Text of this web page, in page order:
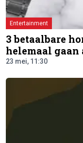
Entertainment
3 betaalbare
helemaal gaan
23 mei, 11:30